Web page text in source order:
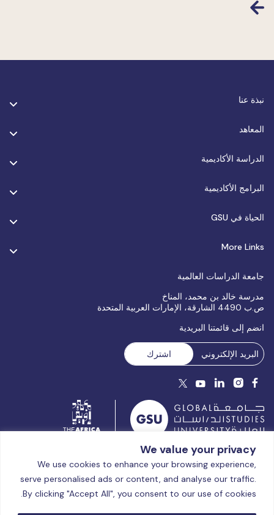
We value your privacy
We use cookies to enhance your browsing experience,
serve personalised ads or content, and analyse our traffic.
By clicking "Accept All", you consent to our use of cookies.
نبذة عنا
المعاهد
الدراسة الأكاديمية
البرامج الأكاديمية
الحياة في GSU
More Links
جامعة الدراسات العالمية
مدرسة خالد بن محمد، المناخ
ص.ب 4490 الشارقة، الإمارات العربية المتحدة
انضم إلى قائمتنا البريدية
مرخصة ومعتمدة من قبل مفوضية الاعتماد الأكاديمي (CAA)، وزارة
التعليم العالي والبحث العلمي بدولة الإمارات العربية المتحدة منذ عام
2025.
© جامعة الدراسات العالمية | جميع الحقوق محفوظة – 2026
الشروط